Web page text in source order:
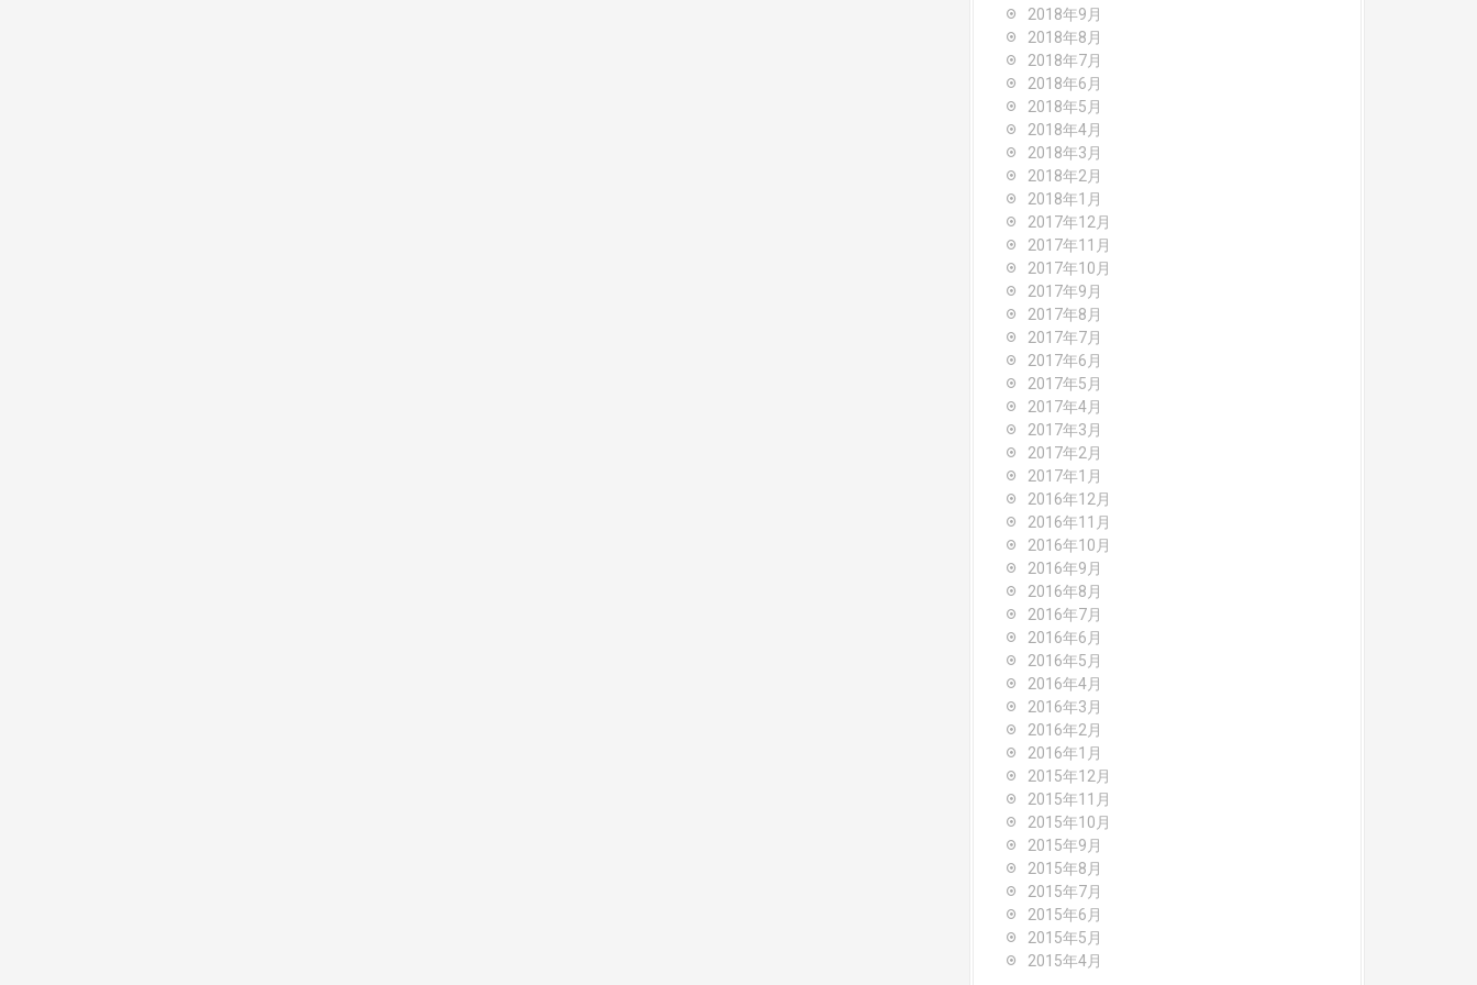
2018年9月
2018年8月
2018年7月
2018年6月
2018年5月
2018年4月
2018年3月
2018年2月
2018年1月
2017年12月
2017年11月
2017年10月
2017年9月
2017年8月
2017年7月
2017年6月
2017年5月
2017年4月
2017年3月
2017年2月
2017年1月
2016年12月
2016年11月
2016年10月
2016年9月
2016年8月
2016年7月
2016年6月
2016年5月
2016年4月
2016年3月
2016年2月
2016年1月
2015年12月
2015年11月
2015年10月
2015年9月
2015年8月
2015年7月
2015年6月
2015年5月
2015年4月